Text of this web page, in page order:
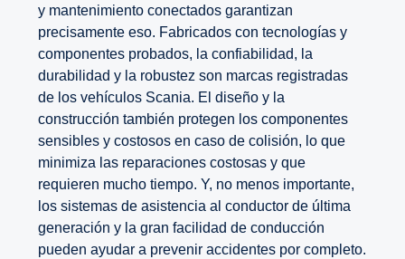
y mantenimiento conectados garantizan
precisamente eso. Fabricados con tecnologías y
componentes probados, la confiabilidad, la
durabilidad y la robustez son marcas registradas
de los vehículos Scania. El diseño y la
construcción también protegen los componentes
sensibles y costosos en caso de colisión, lo que
minimiza las reparaciones costosas y que
requieren mucho tiempo. Y, no menos importante,
los sistemas de asistencia al conductor de última
generación y la gran facilidad de conducción
pueden ayudar a prevenir accidentes por completo.